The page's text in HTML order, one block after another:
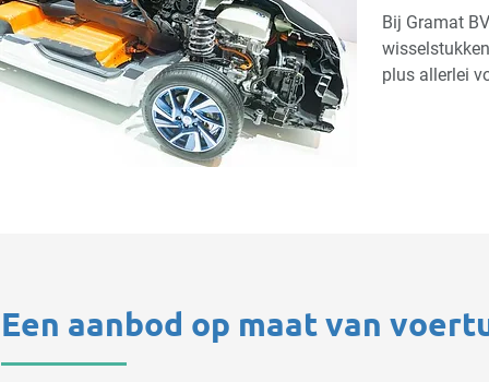
Bij Gramat
plus allerlei
Een aanbod op maat van